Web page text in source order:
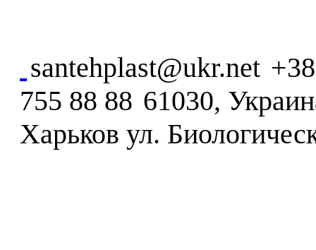
santehplast@ukr.net
755 88 88 61030,
Харьков ул.